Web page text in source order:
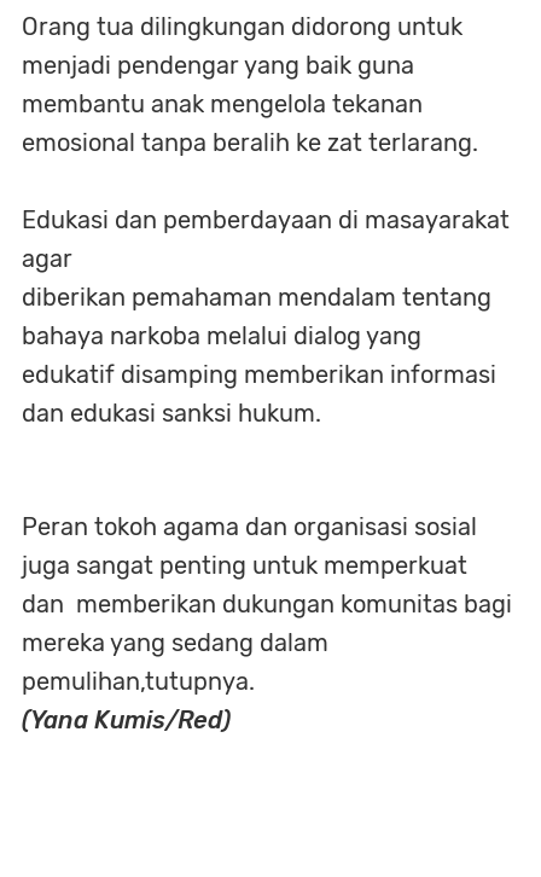
Orang tua dilingkungan didorong untuk
menjadi pendengar yang baik guna
membantu anak mengelola tekanan
emosional tanpa beralih ke zat terlarang.
Edukasi dan pemberdayaan di masayarakat
agar
diberikan pemahaman mendalam tentang
bahaya narkoba melalui dialog yang
edukatif disamping memberikan informasi
dan edukasi sanksi hukum.
Peran tokoh agama dan organisasi sosial
juga sangat penting untuk memperkuat
dan memberikan dukungan komunitas bagi
mereka yang sedang dalam
pemulihan,tutupnya.
(Yana Kumis/Red)